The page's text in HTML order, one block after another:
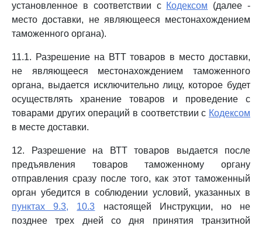
установленное в соответствии с Кодексом (далее -
место доставки, не являющееся местонахождением
таможенного органа).
11.1. Разрешение на ВТТ товаров в место доставки,
не являющееся местонахождением таможенного
органа, выдается исключительно лицу, которое будет
осуществлять хранение товаров и проведение с
товарами других операций в соответствии с Кодексом
в месте доставки.
12. Разрешение на ВТТ товаров выдается после
предъявления товаров таможенному органу
отправления сразу после того, как этот таможенный
орган убедится в соблюдении условий, указанных в
пунктах 9.3,
10.3 настоящей Инструкции, но не
позднее трех дней со дня принятия транзитной